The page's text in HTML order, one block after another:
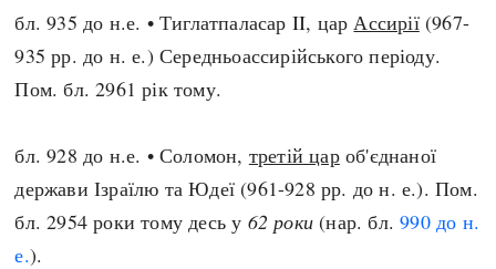
бл. 935 до н.е. • Тиглатпаласар II, царАссирії(967-
935 рр. до н. е.) Середньоассирійського періоду.
Пом. бл. 2961 рік тому.
бл. 928 до н.е. • Соломон, третій цароб'єднаної
держави Ізраїлю та Юдеї (961-928 рр. до н. е.). Пом.
бл. 2954 роки тому десь у 62 роки (нар. бл.990 до н.
е.).